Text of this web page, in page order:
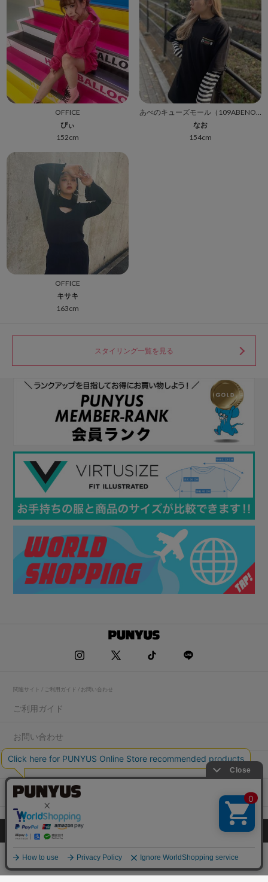
OFFICE
ぴぃ
152cm
あべのキューズモール（109ABENO）
なお
154cm
OFFICE
キサキ
163cm
スタイリング一覧を見る
関連サイト / ご利用ガイド / お問い合わせ
ご利用ガイド
お問い合わせ
求人情報
店舗一覧
プライバシーポリシー